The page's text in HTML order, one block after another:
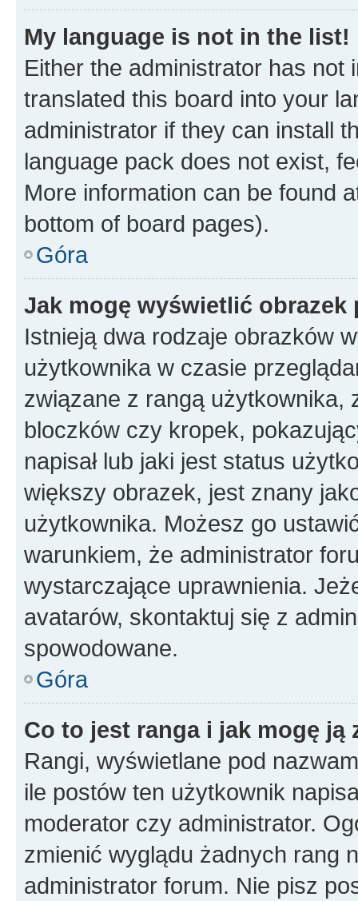
My language is not in the list!
Either the administrator has not
translated this board into your
administrator if they can install
language pack does not exist,
More information can be found
bottom of board pages).
Góra
Jak mogę wyświetlić
Istnieją dwa rodzaje obrazków
użytkownika w czasie
związane z rangą użytkownika,
bloczków czy kropek,
napisał lub jaki jest status
większy obrazek, jest znany
użytkownika. Możesz go
warunkiem, że administrator
wystarczające uprawnienia.
avatarów, skontaktuj się z
spowodowane.
Góra
Co to jest ranga i jak mogę ją
Rangi, wyświetlane pod
ile postów ten użytkownik
moderator czy administrator.
zmienić wyglądu żadnych rang
administrator forum. Nie pisz